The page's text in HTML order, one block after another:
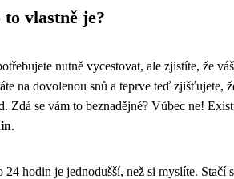
vlastně je?
nutně vycestovat, ale zjistíte, že
na dovolenou snů a teprve teď zjišťujete,
Zdá se vám to beznadějné? Vůbec ne!
.
24 hodin je jednodušší, než si myslíte. Stačí